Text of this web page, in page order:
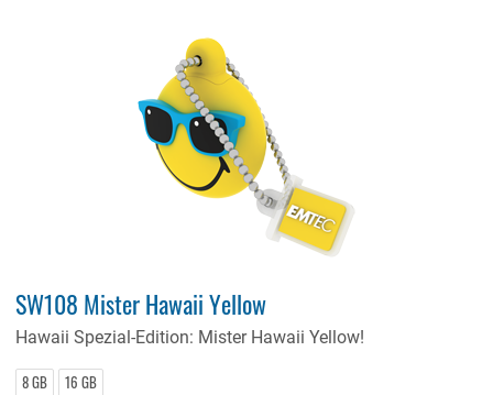
SW108 Mister Hawaii Yellow
Hawaii Spezial-Edition: Mister Hawaii Yellow!
8 GB 16 GB